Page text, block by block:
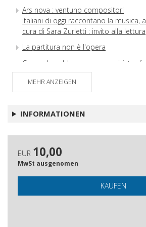
Ars nova : ventuno compositori
italiani di oggi raccontano la musica, a
cura di Sara Zurletti : invito alla lettura
La partitura non è l'opera
Come dovrebbe essere una rivista di
musica contemporanea oggi :
sondaggio n. 1 : opinioni e proposte
dei compositori italiani
MEHR ANZEIGEN
INFORMATIONEN
EUR 10,00
MwSt ausgenomen
KAUFEN